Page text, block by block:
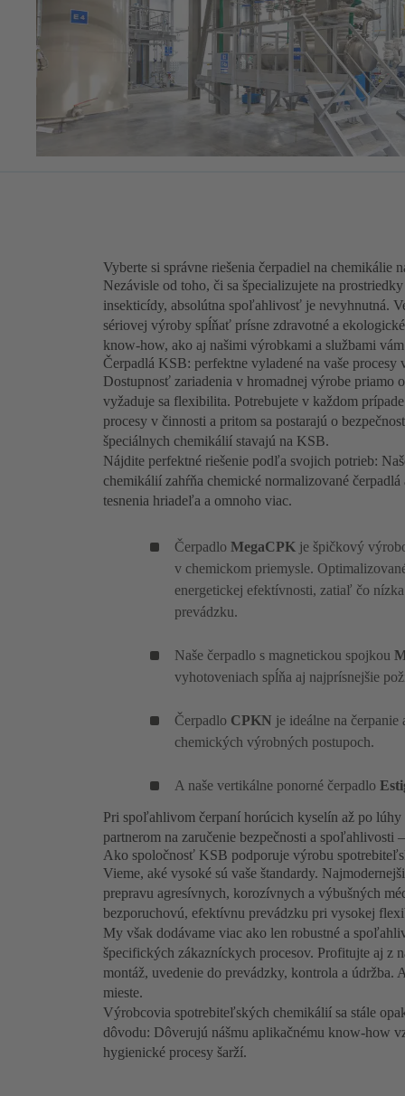
Vyberte si správne riešenia čerpadiel na chemikálie
Nezávisle od toho, či sa špecializujete na
insekticídy, absolútna spoľahlivosť je nevyhnutná.
sériovej výroby spĺňať prísne zdravotné a
know-how, ako aj našimi výrobkami a službami
Čerpadlá KSB: perfektne vyladené na vaše procesy
Dostupnosť zariadenia v hromadnej výrobe
vyžaduje sa flexibilita. Potrebujete v každom
procesy v činnosti a pritom sa postarajú o
špeciálnych chemikálií stavajú na KSB.
Nájdite perfektné riešenie podľa svojich potrieb:
chemikálií zahŕňa chemické normalizované
tesnenia hriadeľa a omnoho viac.
Čerpadlo MegaCPK je špičkový
v chemickom priemysle.
energetickej efektívnosti, zatiaľ čo
prevádzku.
Naše čerpadlo s magnetickou spojkou
vyhotoveniach spĺňa aj najprísnejšie
Čerpadlo CPKN je ideálne na
chemických výrobných postupoch.
A naše vertikálne ponorné čerpadlo
Pri spoľahlivom čerpaní horúcich kyselín až po
partnerom na zaručenie bezpečnosti a spoľahlivosti
Ako spoločnosť KSB podporuje výrobu
Vieme, aké vysoké sú vaše štandardy.
prepravu agresívnych, korozívnych a výbušných
bezporuchovú, efektívnu prevádzku pri vysokej
My však dodávame viac ako len robustné a
špecifických zákazníckych procesov. Profitujte aj z
montáž, uvedenie do prevádzky, kontrola a údržba.
mieste.
Výrobcovia spotrebiteľských chemikálií sa stále
dôvodu: Dôverujú nášmu aplikačnému know-how
hygienické procesy šarží.